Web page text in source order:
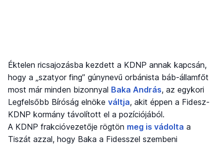
Éktelen ricsajozásba kezdett a KDNP annak kapcsán,
hogy a „szatyor fing” gúnynevű orbánista báb-államfőt
most már minden bizonnyal Baka András, az egykori
Legfelsőbb Bíróság elnöke váltja, akit éppen a Fidesz-
KDNP kormány távolított el a pozíciójából.
A KDNP frakcióvezetője rögtön meg is vádolta a
Tiszát azzal, hogy Baka a Fidesszel szembeni